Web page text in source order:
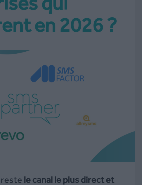
en 2026 ?
reste le canal le plus direct et